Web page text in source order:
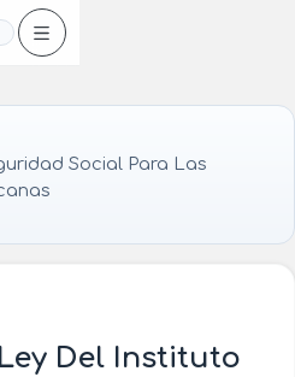
Social Para Las
Del Instituto